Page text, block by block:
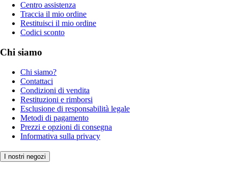
Centro assistenza
Traccia il mio ordine
Restituisci il mio ordine
Codici sconto
Chi siamo
Chi siamo?
Contattaci
Condizioni di vendita
Restituzioni e rimborsi
Esclusione di responsabilità legale
Metodi di pagamento
Prezzi e opzioni di consegna
Informativa sulla privacy
I nostri negozi